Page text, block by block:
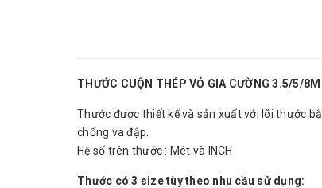
THƯỚC CUỘN THÉP VỎ GIA CƯỜNG 3.5/5/
Thước được thiết kế và sản xuất với lõi thước
chống va đập.
Hệ số trên thước : Mét và INCH
Thước có 3 size tùy theo nhu cầu sử dụng: